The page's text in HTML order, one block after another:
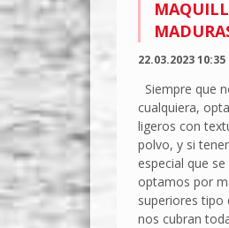
22.03.2023 10:35
Siempre que
cualquiera,
ligeros con
polvo, y si
especial que
optamos por
superiores tipo
nos cubran